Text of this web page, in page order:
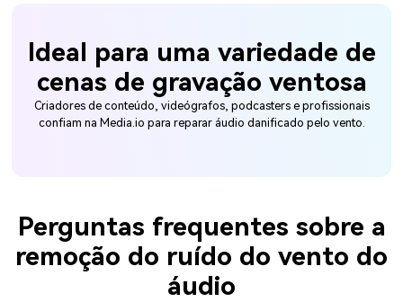
Ideal para uma variedade de
cenas de gravação ventosa
Criadores de conteúdo, videógrafos, podcasters e profissionais
confiam na Media.io para reparar áudio danificado pelo vento.
Perguntas frequentes sobre a
remoção do ruído do vento do
áudio